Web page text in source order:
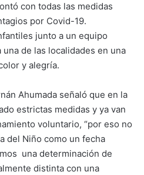
con todas las medidas
por Covid-19.
junto a un equipo
de las localidades en una
y alegría.
Ahumada señaló que en la
estrictas medidas y ya van
voluntario, “por eso no
del Niño como un fecha
una determinación de
distinta con una